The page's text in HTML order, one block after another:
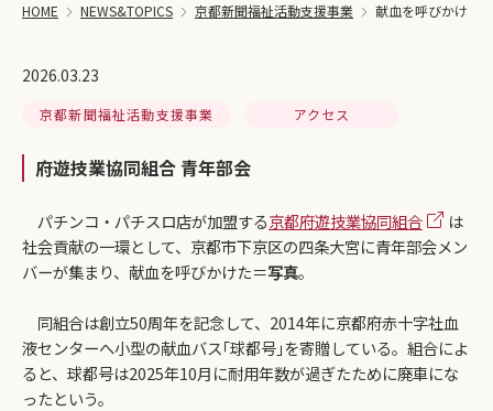
HOME NEWS&TOPICS 京都新聞福祉活動支援事業 献血を呼びかけ
2026.03.23
京都新聞福祉活動支援事業 アクセス
府遊技業協同組合 青年部会
パチンコ・パチスロ店が加盟する京都府遊技業協同組合
は
社会貢献の一環として、京都市下京区の四条大宮に青年部会メン
バーが集まり、献血を呼びかけた＝写真。
同組合は創立50周年を記念して、2014年に京都府赤十字社血
液センターへ小型の献血バス｢球都号｣を寄贈している。組合によ
ると、球都号は2025年10月に耐用年数が過ぎたために廃車にな
ったという。